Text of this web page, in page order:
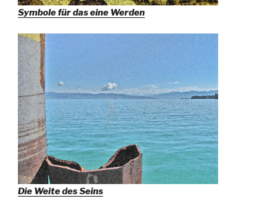
Symbole für das eine Werden
Die Weite des Seins